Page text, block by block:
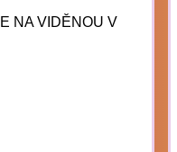
NA VIDĚNOU V